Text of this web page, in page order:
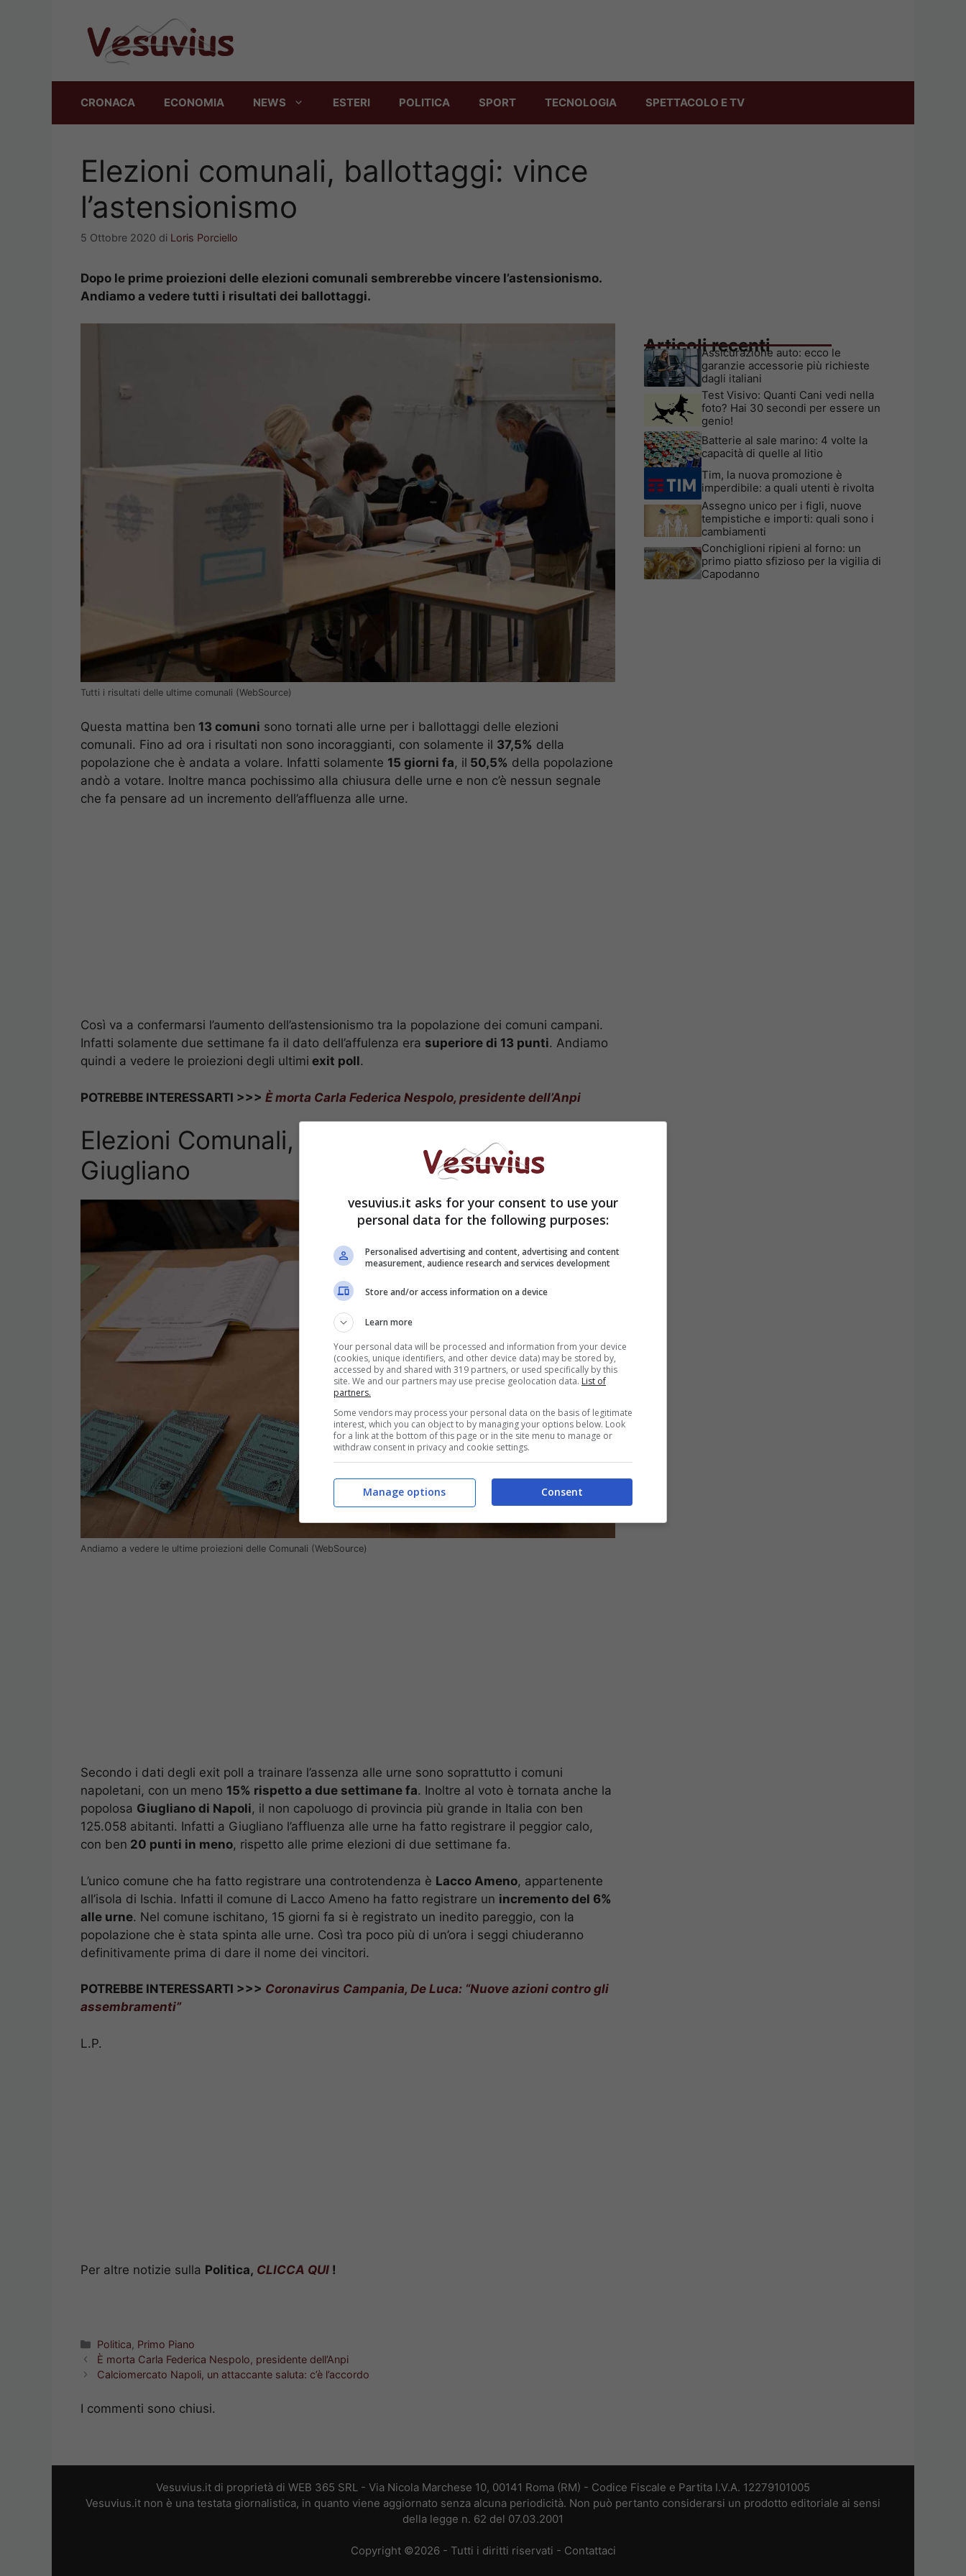
CRONACA ECONOMIA NEWS ESTERI POLITICA SPORT TECNOLOGIA SPETTACOLO E TV
Elezioni comunali, ballottaggi: vince
l’astensionismo
5 Ottobre 2020 di Loris Porciello
Dopo le prime proiezioni delle elezioni comunali sembrerebbe vincere l’astensionismo.
Andiamo a vedere tutti i risultati dei ballottaggi.
Tutti i risultati delle ultime comunali (WebSource)
Questa mattina ben 13 comuni sono tornati alle urne per i ballottaggi delle elezioni
comunali. Fino ad ora i risultati non sono incoraggianti, con solamente il 37,5% della
popolazione che è andata a volare. Infatti solamente 15 giorni fa, il 50,5% della popolazione
andò a votare. Inoltre manca pochissimo alla chiusura delle urne e non c’è nessun segnale
che fa pensare ad un incremento dell’affluenza alle urne.
Così va a confermarsi l’aumento dell’astensionismo tra la popolazione dei comuni campani.
Infatti solamente due settimane fa il dato dell’affulenza era superiore di 13 punti. Andiamo
quindi a vedere le proiezioni degli ultimi exit poll.
POTREBBE INTERESSARTI >>> È morta Carla Federica Nespolo, presidente dell’Anpi
Elezioni Comunali, i ballottaggi: al voto anche
Giugliano
Andiamo a vedere le ultime proiezioni delle Comunali (WebSource)
Secondo i dati degli exit poll a trainare l’assenza alle urne sono soprattutto i comuni
napoletani, con un meno 15% rispetto a due settimane fa. Inoltre al voto è tornata anche la
popolosa Giugliano di Napoli, il non capoluogo di provincia più grande in Italia con ben
125.058 abitanti. Infatti a Giugliano l’affluenza alle urne ha fatto registrare il peggior calo,
con ben 20 punti in meno, rispetto alle prime elezioni di due settimane fa.
L’unico comune che ha fatto registrare una controtendenza è Lacco Ameno, appartenente
all’isola di Ischia. Infatti il comune di Lacco Ameno ha fatto registrare un incremento del 6%
alle urne. Nel comune ischitano, 15 giorni fa si è registrato un inedito pareggio, con la
popolazione che è stata spinta alle urne. Così tra poco più di un’ora i seggi chiuderanno
definitivamente prima di dare il nome dei vincitori.
POTREBBE INTERESSARTI >>> Coronavirus Campania, De Luca: “Nuove azioni contro gli
assembramenti”
L.P.
Per altre notizie sulla Politica, CLICCA QUI !
Categorie
Politica, Primo Piano
È morta Carla Federica Nespolo, presidente dell’Anpi
Calciomercato Napoli, un attaccante saluta: c’è l’accordo
I commenti sono chiusi.
Articoli recenti
Assicurazione auto: ecco le
garanzie accessorie più richieste
dagli italiani
Test Visivo: Quanti Cani vedi nella
foto? Hai 30 secondi per essere un
genio!
Batterie al sale marino: 4 volte la
capacità di quelle al litio
Tim, la nuova promozione è
imperdibile: a quali utenti è rivolta
Assegno unico per i figli, nuove
tempistiche e importi: quali sono i
cambiamenti
Conchiglioni ripieni al forno: un
primo piatto sfizioso per la vigilia di
Capodanno
Vesuvius.it di proprietà di WEB 365 SRL - Via Nicola Marchese 10, 00141 Roma (RM) - Codice Fiscale e Partita I.V.A. 12279101005
Vesuvius.it non è una testata giornalistica, in quanto viene aggiornato senza alcuna periodicità. Non può pertanto considerarsi un prodotto editoriale ai sensi
della legge n. 62 del 07.03.2001
Copyright ©2026 - Tutti i diritti riservati - Contattaci
vesuvius.it asks for your consent to use your
personal data for the following purposes:
Personalised advertising and content, advertising and content
measurement, audience research and services development
Store and/or access information on a device
Learn more
Your personal data will be processed and information from your device
(cookies, unique identifiers, and other device data) may be stored by,
accessed by and shared with 319 partners, or used specifically by this
site. We and our partners may use precise geolocation data. List of
partners.
Some vendors may process your personal data on the basis of legitimate
interest, which you can object to by managing your options below. Look
for a link at the bottom of this page or in the site menu to manage or
withdraw consent in privacy and cookie settings.
Consent
Manage options